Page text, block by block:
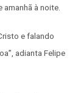
à noite.
e falando
adianta Felipe